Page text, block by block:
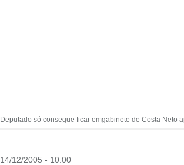
Deputado só consegue ficar emgabinete de Costa Neto
14/12/2005 - 10:00